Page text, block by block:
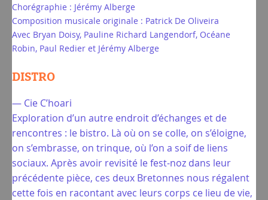
Chorégraphie : Jérémy Alberge
Composition musicale originale : Patrick De Oliveira
Avec Bryan Doisy, Pauline Richard Langendorf, Océane
Robin, Paul Redier et Jérémy Alberge
DISTRO
— Cie C’hoari
Exploration d’un autre endroit d’échanges et de
rencontres : le bistro. Là où on se colle, on s’éloigne,
on s’embrasse, on trinque, où l’on a soif de liens
sociaux. Après avoir revisité le fest-noz dans leur
précédente pièce, ces deux Bretonnes nous régalent
cette fois en racontant avec leurs corps ce lieu de vie,